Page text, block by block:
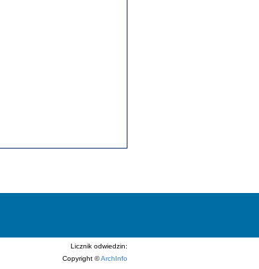
Licznik odwiedzin:
Copyright ©ArchInfo